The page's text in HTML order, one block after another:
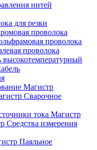
нитей
для резки
проволока
проволока
проволока
высокотемпературный
Магистр
Сварочное
тока Магистр
Средства измерения
Паяльное